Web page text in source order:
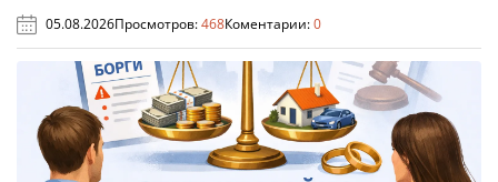
05.08.2026Просмотров:468Коментарии:0